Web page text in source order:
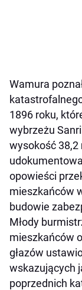
Wamura
1896 roku,
wybrzeżu
wysokość
opowieści
mieszkańców
budowie
Młody
mieszkańców
głazów
wskazujących
poprzednich